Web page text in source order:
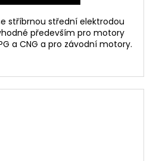
stříbrnou střední elektrodou
především pro motory
a CNG a pro závodní motory.